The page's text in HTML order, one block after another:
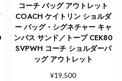
コーチ バッグ アウトレット
COACH ケイトリン ショルダ
ー バッグ・シグネチャー キャ
ンバス サンド／トープ CEK80
SVPWH コーチ ショルダーバ
ッグ アウトレット
¥19,500